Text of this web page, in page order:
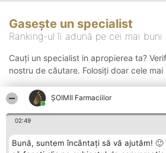
ŞOIMII Farmaciilor
02:49
Bună, suntem încântați să vă ajutăm! 🙂
Gasește un specialist
Ranking-ul îi adună pe cei mai
Cauți un specialist in apropierea ta?
nostru de căutare. Folosiți doar cele mai